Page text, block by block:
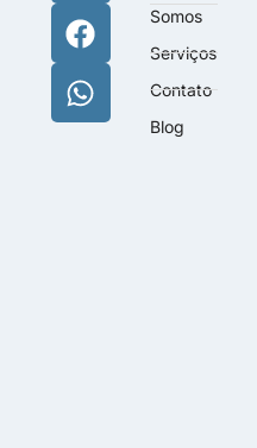
Somos
Serviços
Contato
Blog